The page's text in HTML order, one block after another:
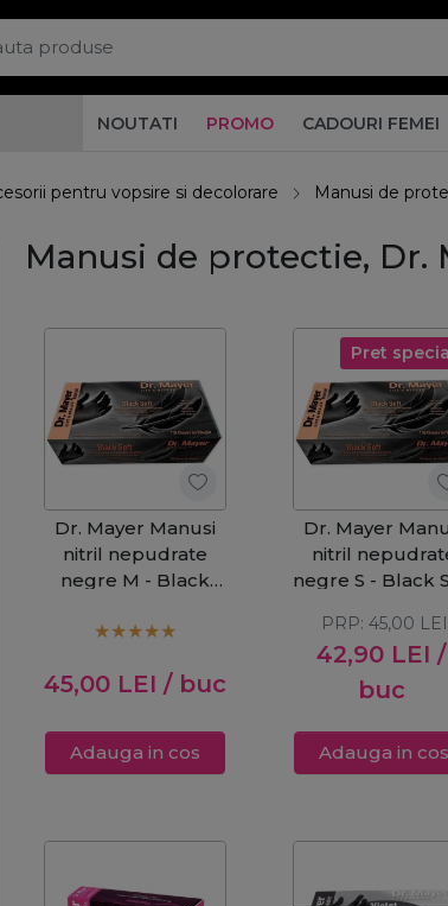
NOUTATI PROMO CADOURI FEMEI
pentru vopsire si decolorare Manusi de
Manusi de protectie, Dr.
Dr. Mayer Manusi
nitril nepudrate
negre M - Black
45,00 LEI / buc
Adauga in cos
Pret
Dr. Mayer
nitril
negre S - Black
42,90 LEI /
buc
PRP: 45,00 LEI
Adauga in cos